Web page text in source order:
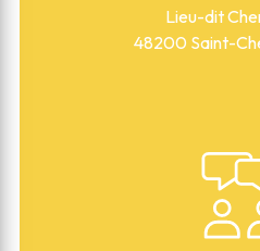
Lieu-dit
48200 Saint-